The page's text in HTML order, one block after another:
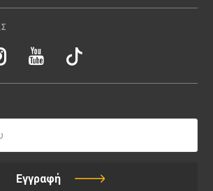
Εγγραφή